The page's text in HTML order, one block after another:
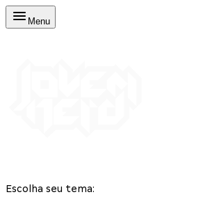
Menu
Escolha seu tema: